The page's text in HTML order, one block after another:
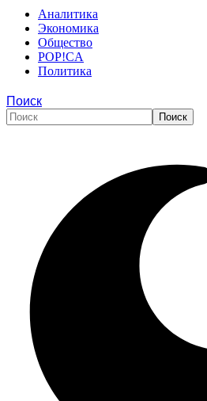
Аналитика
Экономика
Общество
POP!CA
Политика
Поиск